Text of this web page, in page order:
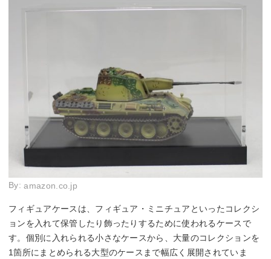
By:amazon.co.jp
フィギュアケースは、フィギュア・ミニチュアといったコレクシ
ョンを入れて保管したり飾ったりするために使われるケースで
す。個別に入れられる小さなケースから、大量のコレクションを
1箇所にまとめられる大型のケースまで幅広く展開されていま